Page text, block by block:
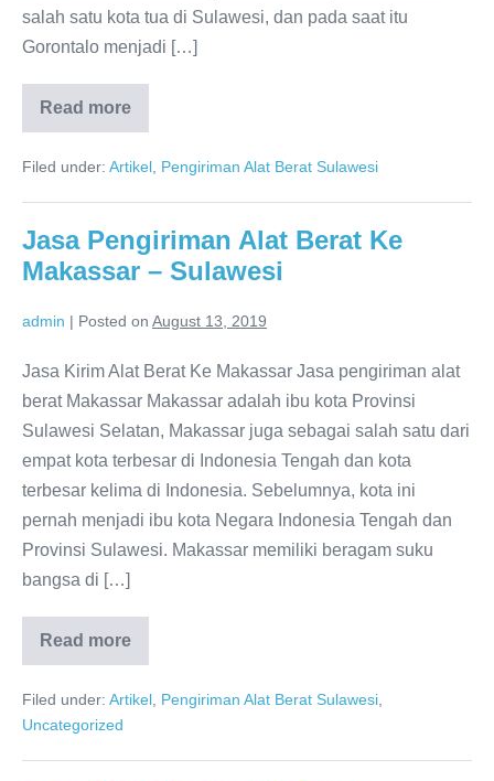
salah satu kota tua di Sulawesi, dan pada saat itu
Gorontalo menjadi […]
Read more
Jasa
Pengiriman
Berat
–
Filed under: Artikel Pengiriman Alat Berat Sulawesi
Jasa Pengiriman Alat Berat Ke
Makassar – Sulawesi
admin | Posted on August 13, 2019
Jasa Kirim Alat Berat Ke Makassar Jasa pengiriman alat
berat Makassar Makassar adalah ibu kota Provinsi
Sulawesi Selatan, Makassar juga sebagai salah satu dari
empat kota terbesar di Indonesia Tengah dan kota
terbesar kelima di Indonesia. Sebelumnya, kota ini
pernah menjadi ibu kota Negara Indonesia Tengah dan
Provinsi Sulawesi. Makassar memiliki beragam suku
bangsa di […]
Read more
Jasa
Pengiriman
Berat
Ke
Makassar
Filed under: Artikel Pengiriman Alat Berat Sulawesi
Uncategorized